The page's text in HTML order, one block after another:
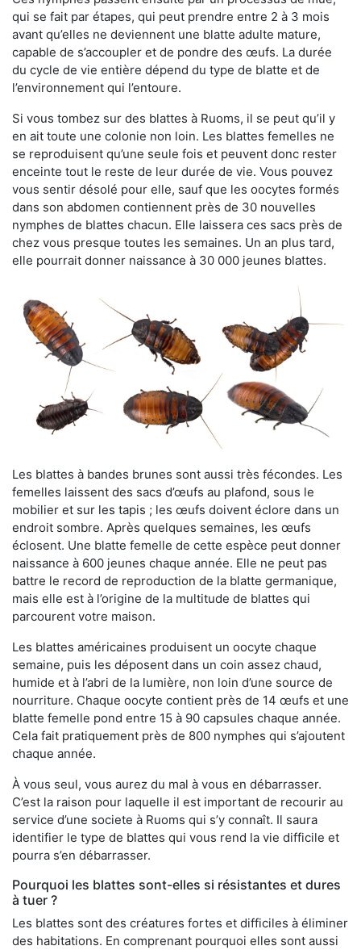
qui se fait par étapes, qui peut prendre entre 2 à 3 mois
avant qu’elles ne deviennent une blatte adulte mature,
capable de s’accoupler et de pondre des œufs. La durée
du cycle de vie entière dépend du type de blatte et de
l’environnement qui l’entoure.
Si vous tombez sur des blattes à Ruoms, il se peut qu’il y
en ait toute une colonie non loin. Les blattes femelles ne
se reproduisent qu’une seule fois et peuvent donc rester
enceinte tout le reste de leur durée de vie. Vous pouvez
vous sentir désolé pour elle, sauf que les oocytes formés
dans son abdomen contiennent près de 30 nouvelles
nymphes de blattes chacun. Elle laissera ces sacs près de
chez vous presque toutes les semaines. Un an plus tard,
elle pourrait donner naissance à 30 000 jeunes blattes.
Les blattes à bandes brunes sont aussi très fécondes. Les
femelles laissent des sacs d’œufs au plafond, sous le
mobilier et sur les tapis ; les œufs doivent éclore dans un
endroit sombre. Après quelques semaines, les œufs
éclosent. Une blatte femelle de cette espèce peut donner
naissance à 600 jeunes chaque année. Elle ne peut pas
battre le record de reproduction de la blatte germanique,
mais elle est à l’origine de la multitude de blattes qui
parcourent votre maison.
Les blattes américaines produisent un oocyte chaque
semaine, puis les déposent dans un coin assez chaud,
humide et à l’abri de la lumière, non loin d’une source de
nourriture. Chaque oocyte contient près de 14 œufs et une
blatte femelle pond entre 15 à 90 capsules chaque année.
Cela fait pratiquement près de 800 nymphes qui s’ajoutent
chaque année.
À vous seul, vous aurez du mal à vous en débarrasser.
C’est la raison pour laquelle il est important de recourir au
service d’une societe à Ruoms qui s’y connaît. Il saura
identifier le type de blattes qui vous rend la vie difficile et
pourra s’en débarrasser.
Pourquoi les blattes sont-elles si résistantes et dures
à tuer ?
Les blattes sont des créatures fortes et difficiles à éliminer
des habitations. En comprenant pourquoi elles sont aussi